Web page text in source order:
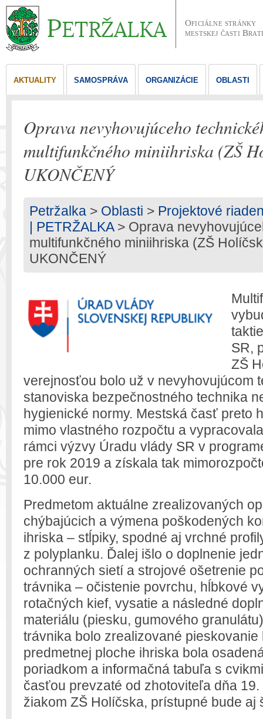
Oficiálne stránky
mestskej časti
AKTUALITY SAMOSPRÁVA ORGANIZÁCIE OBLASTI
Oprava nevyhovujúceho
multifunkčného miniihriska (ZŠ
UKONČENÝ
Petržalka > Oblasti > Projektové
| PETRŽALKA> Oprava
multifunkčného miniihriska (ZŠ
UKONČENÝ
SR,
ZŠ
verejnosťou bolo už v nevyhovujúcom
stanoviska bezpečnostného technika
hygienické normy. Mestská časť preto
mimo vlastného rozpočtu a
rámci výzvy Úradu vlády SR v
pre rok 2019 a získala tak
10.000 eur.
Predmetom aktuálne zrealizovaných
chýbajúcich a výmena poškodených
ihriska – stĺpiky, spodné aj vrchné
z polyplanku. Ďalej išlo o doplnenie
ochranných sietí a strojové ošetrenie
trávnika – očistenie povrchu, hĺbkové
rotačných kief, vysatie a následné
materiálu (piesku, gumového
trávnika bolo zrealizované
predmetnej ploche ihriska bola
poriadkom a informačná tabuľa s
časťou prevzaté od zhotoviteľa dňa
žiakom ZŠ Holíčska, prístupné bude aj